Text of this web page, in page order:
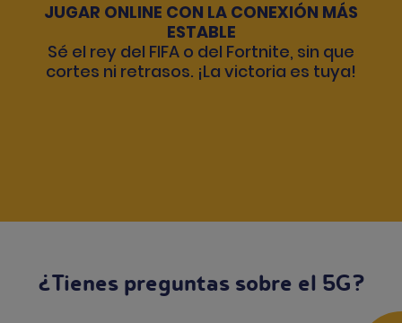
JUGAR ONLINE CON LA CONEXIÓN MÁS
ESTABLE
Sé el rey del FIFA o del Fortnite, sin que
cortes ni retrasos. ¡La victoria es tuya!
¿Tienes preguntas sobre el 5G?